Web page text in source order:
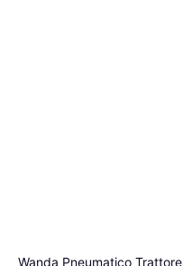
Wanda Pneumatico Trattore